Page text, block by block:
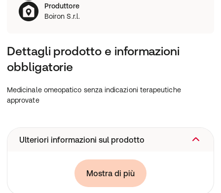
Produttore
Boiron S.r.l.
Dettagli prodotto e informazioni
obbligatorie
Medicinale omeopatico senza indicazioni terapeutiche
approvate
Ulteriori informazioni sul prodotto
Medicinale omeopatico senza indicazioni terapeutiche
Mostra di più